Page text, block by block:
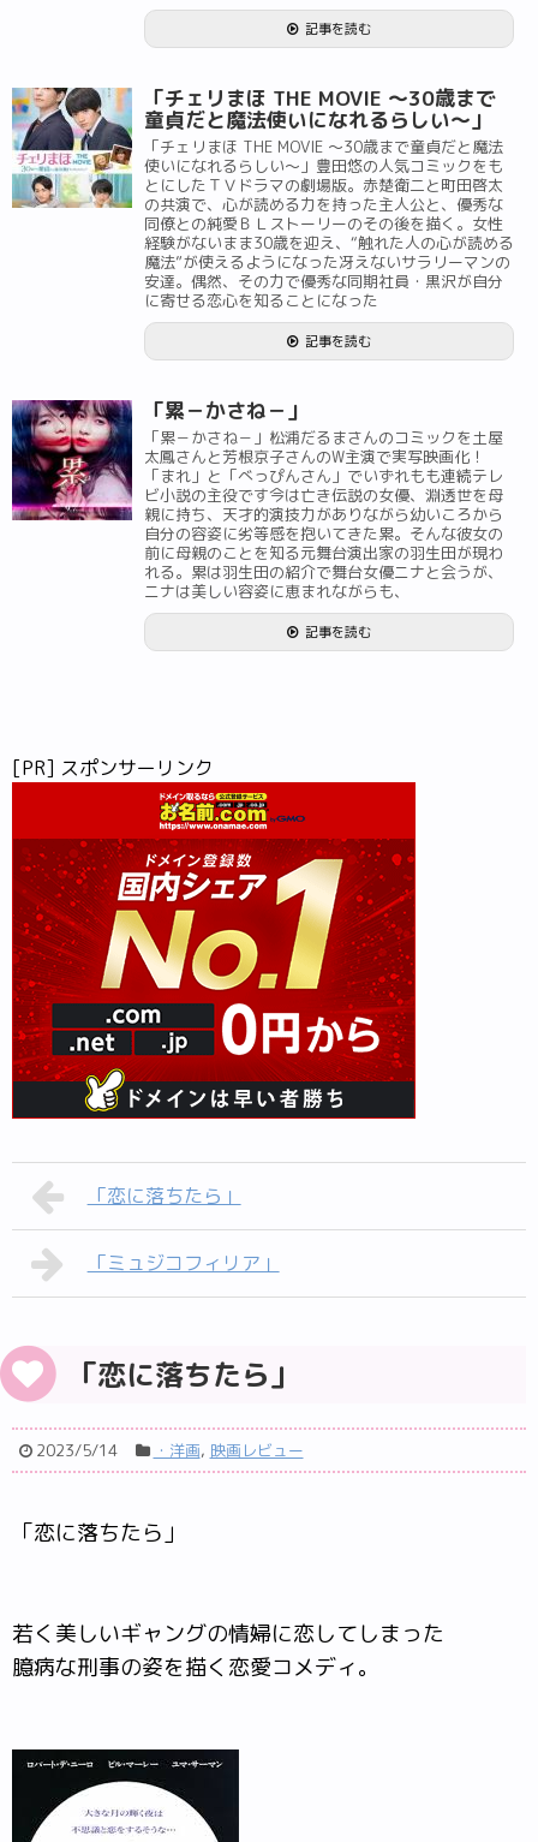
記事を読む
「チェリまほ THE MOVIE ～30歳まで
童貞だと魔法使いになれるらしい～」
「チェリまほ THE MOVIE ～30歳まで童貞だと魔法
使いになれるらしい～」豊田悠の人気コミックをも
とにしたＴＶドラマの劇場版。赤楚衛二と町田啓太
の共演で、心が読める力を持った主人公と、優秀な
同僚との純愛ＢＬストーリーのその後を描く。女性
経験がないまま30歳を迎え、“触れた人の心が読める
魔法”が使えるようになった冴えないサラリーマンの
安達。偶然、その力で優秀な同期社員・黒沢が自分
に寄せる恋心を知ることになった
記事を読む
「累－かさね－」
「累－かさね－」松浦だるまさんのコミックを土屋
太鳳さんと芳根京子さんのW主演で実写映画化！
「まれ」と「べっぴんさん」でいずれもも連続テレ
ビ小説の主役です今は亡き伝説の女優、淵透世を母
親に持ち、天才的演技力がありながら幼いころから
自分の容姿に劣等感を抱いてきた累。そんな彼女の
前に母親のことを知る元舞台演出家の羽生田が現わ
れる。累は羽生田の紹介で舞台女優ニナと会うが、
ニナは美しい容姿に恵まれながらも、
記事を読む
[PR] スポンサーリンク
「恋に落ちたら」
「ミュジコフィリア」
「恋に落ちたら」
2023/5/14 ・洋画, 映画レビュー
「恋に落ちたら」
若く美しいギャングの情婦に恋してしまった
臆病な刑事の姿を描く恋愛コメディ。